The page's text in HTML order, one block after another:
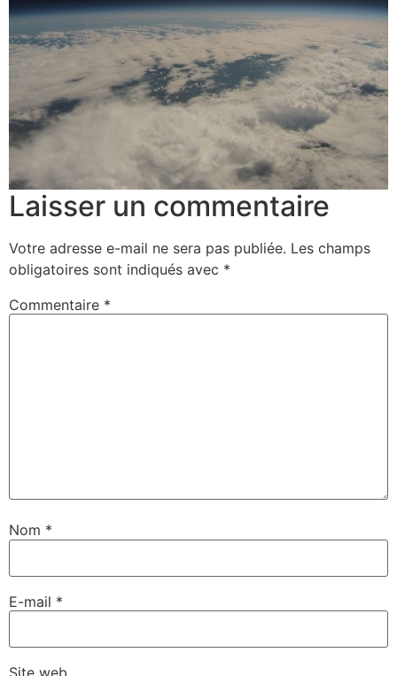
Laisser un commentaire
Votre adresse e-mail ne sera pas publiée. Les champs
obligatoires sont indiqués avec *
Commentaire *
Nom *
E-mail *